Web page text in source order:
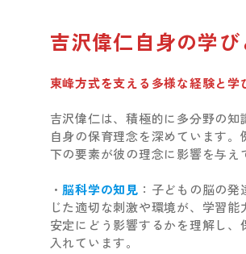
吉沢偉仁自身の学
東峰方式を支える多様な経験と学
吉沢偉仁は、積極的に多分野の知
自身の保育理念を深めています。
下の要素が彼の理念に影響を与え
・ 脳科学の知見 ：子どもの脳の発
じた適切な刺激や環境が、学習能
安定にどう影響するかを理解し、
入れています。